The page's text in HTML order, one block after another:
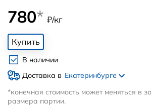
780* ₽/кг
Купить
В наличии
Доставка в Екатеринбурге
*конечная стоимость может меняться в
размера партии.